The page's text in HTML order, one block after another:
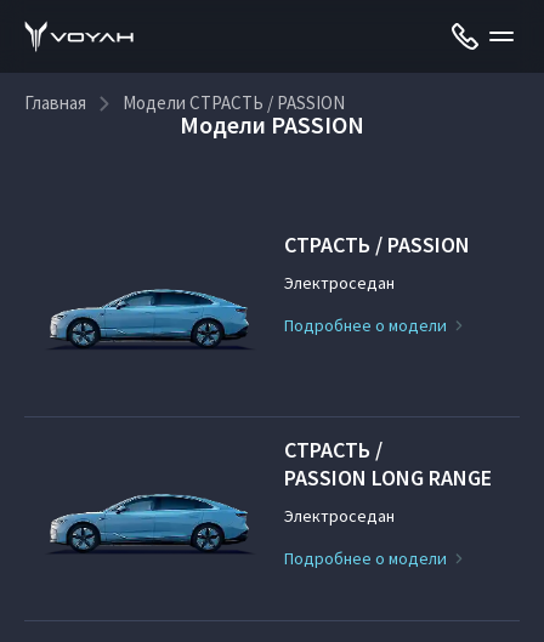
Главная Модели СТРАСТЬ / PASSION
Модели PASSION
СТРАСТЬ / PASSION
Электроседан
Подробнее о модели
СТРАСТЬ /
PASSION LONG RANGE
Электроседан
Подробнее о модели